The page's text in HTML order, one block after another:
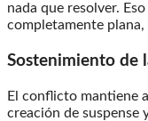
nada que resolver.
completamente
Sostenimiento de
El conflicto mantiene
creación de suspense